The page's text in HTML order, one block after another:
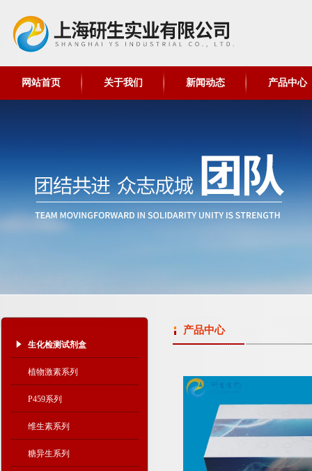
网站首页 关于我们 新闻动态 产品中心
生化检测试剂盒
植物激素系列
P459系列
维生素系列
糖异生系列
产品中心